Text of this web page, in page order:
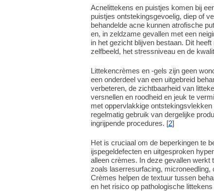
Acnelittekens en puistjes komen bij
puistjes ontstekingsgevoelig, diep of
behandelde acne kunnen atrofische
en, in zeldzame gevallen met een
in het gezicht blijven bestaan. Dit
zelfbeeld, het stressniveau en de
Littekencrèmes en -gels zijn geen
een onderdeel van een uitgebreid
verbeteren, de zichtbaarheid van
versnellen en roodheid en jeuk te
met oppervlakkige
regelmatig gebruik van dergelijke
ingrijpende procedures. [2]
Het is cruciaal om de beperkingen te
ijspegeldefecten en uitgesproken
alleen crèmes. In deze gevallen werkt
zoals laserresurfacing,
Crèmes helpen de textuur tussen
en het risico op pathologische